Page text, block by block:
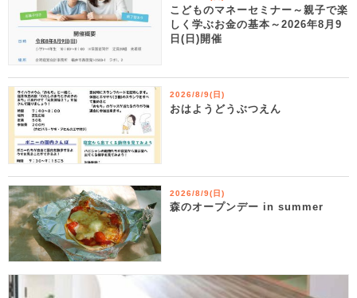
こどものマネーセミナー～親子で楽
しく学ぶお金の基本～2026年8月9
日(日)開催
2026/8/9(日)
おはようどうぶつえん
2026/8/9(日)
森のオープンデー in summer